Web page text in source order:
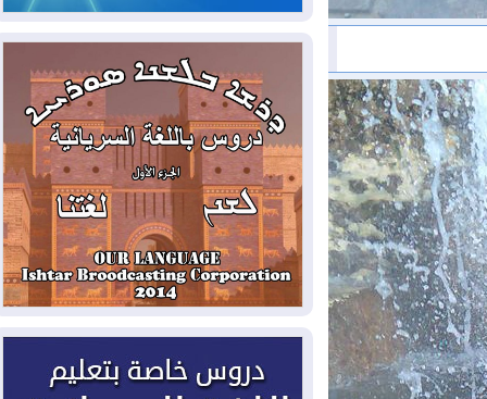
2026-08-03العراق يؤكد مجدداً التزامه
بمنع الهجمات على الدول المجاورة
2026-08-03العجز والاقتراض يطوقان
المالية العراقية.. اقتراض يتجاوز 3 تريليونات
دينار!
2026-08-03كوبا تغرق في الظلام مجددا
وانهيار الشبكة الكهربائية
2026-08-03
أوامر بإجلاء 60 ألف شخص
بسبب الحرائق في ولاية واشنطن
2026-08-02مشروع "حسابي" يُمهل
الموظفين حتى نهاية أغسطس لاستلام
بطاقاتهم المصرفية